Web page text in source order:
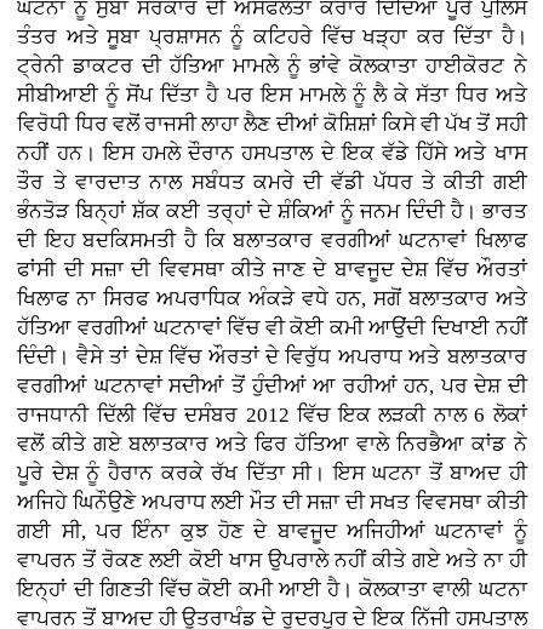
ਘਟਨਾ ਨੂੰ ਸੁਬਾ ਸਰਕਾਰ ਦੀ ਅਸਫਲਤਾ ਕਰਾਰ ਦਿੰਦਿਆਂ ਪੂਰੇ ਪੁਲਿਸ
ਤੰਤਰ ਅਤੇ ਸੂਬਾ ਪ੍ਰਸ਼ਾਸਨ ਨੂੰ ਕਟਿਹਰੇ ਵਿੱਚ ਖੜ੍ਹਾ ਕਰ ਦਿੱਤਾ ਹੈ।
ਟ੍ਰੇਨੀ ਡਾਕਟਰ ਦੀ ਹੱਤਿਆ ਮਾਮਲੇ ਨੂੰ ਭਾਂਵੇ ਕੋਲਕਾਤਾ ਹਾਈਕੋਰਟ ਨੇ
ਸੀਬੀਆਈ ਨੂੰ ਸੋਂਪ ਦਿੱਤਾ ਹੈ ਪਰ ਇਸ ਮਾਮਲੇ ਨੂੰ ਲੈ ਕੇ ਸੱਤਾ ਧਿਰ ਅਤੇ
ਵਿਰੋਧੀ ਧਿਰ ਵਲੋਂ ਰਾਜਸੀ ਲਾਹਾ ਲੈਣ ਦੀਆਂ ਕੋਸ਼ਿਸ਼ਾਂ ਕਿਸੇ ਵੀ ਪੱਖ ਤੋਂ ਸਹੀ
ਨਹੀਂ ਹਨ। ਇਸ ਹਮਲੇ ਦੌਰਾਨ ਹਸਪਤਾਲ ਦੇ ਇਕ ਵੱਡੇ ਹਿੱਸੇ ਅਤੇ ਖਾਸ
ਤੌਰ ਤੇ ਵਾਰਦਾਤ ਨਾਲ ਸਬੰਧਤ ਕਮਰੇ ਦੀ ਵੱਡੀ ਪੱਧਰ ਤੇ ਕੀਤੀ ਗਈ
ਭੰਨਤੋੜ ਬਿਨ੍ਹਾਂ ਸ਼ੱਕ ਕਈ ਤਰ੍ਹਾਂ ਦੇ ਸ਼ੰਕਿਆਂ ਨੂੰ ਜਨਮ ਦਿੰਦੀ ਹੈ। ਭਾਰਤ
ਦੀ ਇਹ ਬਦਕਿਸਮਤੀ ਹੈ ਕਿ ਬਲਾਤਕਾਰ ਵਰਗੀਆਂ ਘਟਨਾਵਾਂ ਖਿਲਾਫ
ਫਾਂਸੀ ਦੀ ਸਜ਼ਾ ਦੀ ਵਿਵਸਥਾ ਕੀਤੇ ਜਾਣ ਦੇ ਬਾਵਜੂਦ ਦੇਸ਼ ਵਿੱਚ ਔਰਤਾਂ
ਖਿਲਾਫ ਨਾ ਸਿਰਫ ਅਪਰਾਧਿਕ ਅੰਕੜੇ ਵਧੇ ਹਨ, ਸਗੋਂ ਬਲਾਤਕਾਰ ਅਤੇ
ਹੱਤਿਆ ਵਰਗੀਆਂ ਘਟਨਾਵਾਂ ਵਿੱਚ ਵੀ ਕੋਈ ਕਮੀ ਆਉਂਦੀ ਦਿਖਾਈ ਨਹੀਂ
ਦਿੰਦੀ। ਵੈਸੇ ਤਾਂ ਦੇਸ਼ ਵਿੱਚ ਔਰਤਾਂ ਦੇ ਵਿਰੁੱਧ ਅਪਰਾਧ ਅਤੇ ਬਲਾਤਕਾਰ
ਵਰਗੀਆਂ ਘਟਨਾਵਾਂ ਸਦੀਆਂ ਤੋਂ ਹੁੰਦੀਆਂ ਆ ਰਹੀਆਂ ਹਨ, ਪਰ ਦੇਸ਼ ਦੀ
ਰਾਜਧਾਨੀ ਦਿੱਲੀ ਵਿੱਚ ਦਸੰਬਰ 2012 ਵਿੱਚ ਇਕ ਲੜਕੀ ਨਾਲ 6 ਲੋਕਾਂ
ਵਲੋਂ ਕੀਤੇ ਗਏ ਬਲਾਤਕਾਰ ਅਤੇ ਫਿਰ ਹੱਤਿਆ ਵਾਲੇ ਨਿਰਭੈਆ ਕਾਂਡ ਨੇ
ਪੂਰੇ ਦੇਸ਼ ਨੂੰ ਹੈਰਾਨ ਕਰਕੇ ਰੱਖ ਦਿੱਤਾ ਸੀ। ਇਸ ਘਟਨਾ ਤੋਂ ਬਾਅਦ ਹੀ
ਅਜਿਹੇ ਘਿਨੌਉਣੇ ਅਪਰਾਧ ਲਈ ਮੌਤ ਦੀ ਸਜ਼ਾ ਦੀ ਸਖਤ ਵਿਵਸਥਾ ਕੀਤੀ
ਗਈ ਸੀ, ਪਰ ਇੰਨਾ ਕੁਝ ਹੋਣ ਦੇ ਬਾਵਜੂਦ ਅਜਿਹੀਆਂ ਘਟਨਾਵਾਂ ਨੂੰ
ਵਾਪਰਨ ਤੋਂ ਰੋਕਣ ਲਈ ਕੋਈ ਖਾਸ ਉਪਰਾਲੇ ਨਹੀਂ ਕੀਤੇ ਗਏ ਅਤੇ ਨਾ ਹੀ
ਇਨ੍ਹਾਂ ਦੀ ਗਿਣਤੀ ਵਿੱਚ ਕੋਈ ਕਮੀ ਆਈ ਹੈ। ਕੋਲਕਾਤਾ ਵਾਲੀ ਘਟਨਾ
ਵਾਪਰਨ ਤੋਂ ਬਾਅਦ ਹੀ ਉਤਰਾਖੰਡ ਦੇ ਰੁਦਰਪੁਰ ਦੇ ਇਕ ਨਿੱਜੀ ਹਸਪਤਾਲ